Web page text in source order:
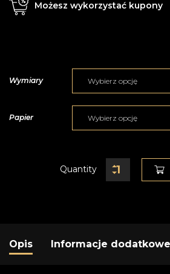
Możesz wykorzystać kupony
Wymiary
Papier
Quantity
Opis Informacje dodatkowe